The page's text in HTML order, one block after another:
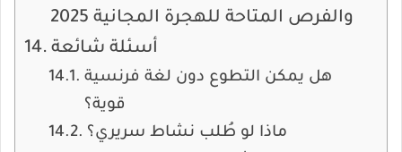
والفرص المتاحة للهجرة المجانية 2025
أسئلة شائعة
هل يمكن التطوع دون لغة فرنسية
قوية؟
ماذا لو طُلب نشاط سريري؟